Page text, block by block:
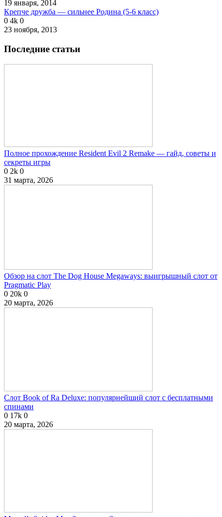
19 января, 2014
Крепче дружба — сильнее Родина (5-6 класс)
0 4k 0
23 ноября, 2013
Последние статьи
Полное прохождение Resident Evil 2 Remake — гайд, советы и
секреты игры
0 2k 0
31 марта, 2026
Обзор на слот The Dog House Megaways: выигрышный слот от
Pragmatic Play
0 20k 0
20 марта, 2026
Слот Book of Ra Deluxe: популярнейший слот с бесплатными
спинами
0 17k 0
20 марта, 2026